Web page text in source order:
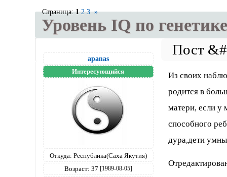
Уровень IQ по генетике
Страница:1 2 3 »
apanas
Интересующийся
Откуда: Республика(Саха Якутия)
Возраст: 37 [1989-08-05]
Из своих
родится в
матери, если у
способного
дура,дети